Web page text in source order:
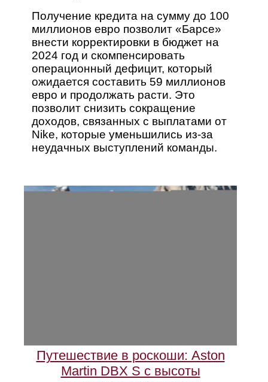
Получение кредита на сумму до 100
миллионов евро позволит «Барсе»
внести корректировки в бюджет на
2024 год и скомпенсировать
операционный дефицит, который
ожидается составить 59 миллионов
евро и продолжать расти. Это
позволит снизить сокращение
доходов, связанных с выплатами от
Nike, которые уменьшились из-за
неудачных выступлений команды.
Путешествие в роскоши: Aston
Martin DBX S с высоты